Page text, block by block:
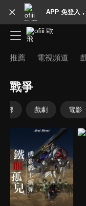
APP 免登入
推薦 電視頻道
戰爭
全部 戲劇 電影